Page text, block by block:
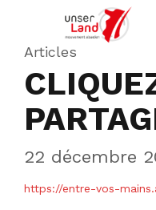
Articles
22 décembre
https://entre-vos-